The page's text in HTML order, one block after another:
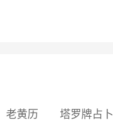
老黄历 塔罗牌占卜